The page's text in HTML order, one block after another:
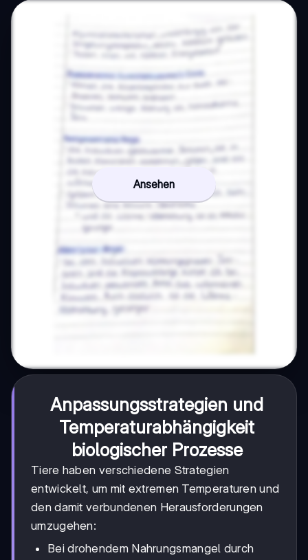
Ansehen
Anpassungsstrategien und
Temperaturabhängigkeit
biologischer Prozesse
Tiere haben verschiedene Strategien
entwickelt, um mit extremen Temperaturen und
den damit verbundenen Herausforderungen
umzugehen:
Bei drohendem Nahrungsmangel durch